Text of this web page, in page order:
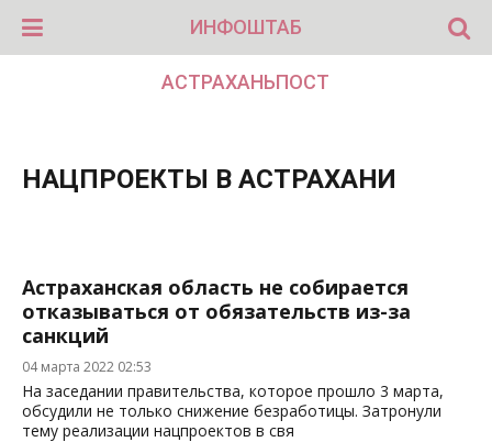
ИНФОШТАБ
АСТРАХАНЬПОСТ
НАЦПРОЕКТЫ В АСТРАХАНИ
Астраханская область не собирается
отказываться от обязательств из-за
санкций
04 марта 2022 02:53
На заседании правительства, которое прошло 3 марта,
обсудили не только снижение безработицы. Затронули
тему реализации нацпроектов в свя